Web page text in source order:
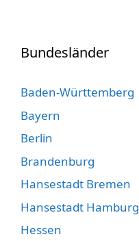
Bundesländer
Baden-Württemberg
Bayern
Berlin
Brandenburg
Hansestadt Bremen
Hansestadt Hamburg
Hessen